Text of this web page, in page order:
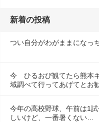
新着の投稿
つい自分がわがままになっ
今　ひるおび観てたら熊本
域調べて行ってあげてとお
今年の高校野球、午前は1
しいけど、一番暑くない…